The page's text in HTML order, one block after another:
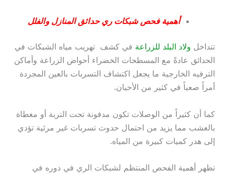
أهمية فحص شبكات ري حدائق المنازل والفلل
تتداخل ولاد البلد للزراعة في كشف تهريب مياه الشبكات في
الحدائق عادةً مع المسطحات الخضراء أحواض الزراعة وأماكن
الترفيه الخارجية ما يجعل اكتشاف التسربات بالعين المجردة
أمراً صعباً في كثير من الأحيان.
كما أن كثيراً من الوصلات تكون مدفونة تحت التربة أو مغطاة
بالعشب مما يزيد من احتمال حدوث تسربات غير مرئية تؤدي
إلى هدر كميات كبيرة من المياه.
تظهر أهمية الفحص المنتظم لشبكات الري في دوره في